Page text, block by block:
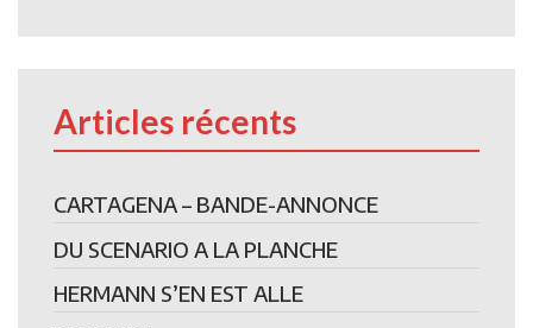
Articles récents
CARTAGENA – BANDE-ANNONCE
DU SCENARIO A LA PLANCHE
HERMANN S’EN EST ALLE